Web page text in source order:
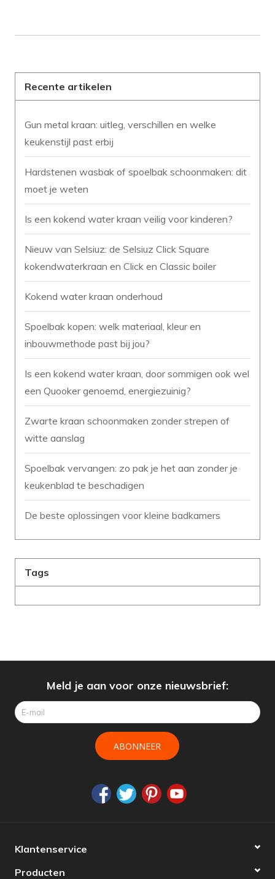
Recente artikelen
Gun metal kraan: uitleg, verschillen en welke
keukenstijl past erbij
Hardstenen wasbak of spoelbak schoonmaken: dit
moet je weten
Is een kokend water kraan veilig voor kinderen?
Nieuw van Selsiuz: de Selsiuz Click Square
kokendwaterkraan en Click en Classic boiler
Kokend water kraan onderhoud
Spoelbak kopen: welk materiaal, kleur en
inbouwmethode past bij jou?
Is een kokend water kraan, door sommigen ook wel
een Quooker genoemd, energiezuinig?
Zwarte kraan schoonmaken zonder strepen of
witte aanslag
Spoelbak vervangen: zo pak je het aan zonder je
keukenblad te beschadigen
De beste oplossingen voor kleine badkamers
Tags
Meld je aan voor onze nieuwsbrief:
ABONNEER
Klantenservice
Producten